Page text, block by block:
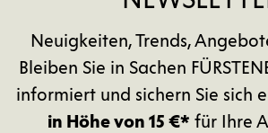
Neuigkeiten, Trends,
Bleiben Sie in Sachen
informiert und sichern Sie sich
in Höhe von 15 €* für Ihre